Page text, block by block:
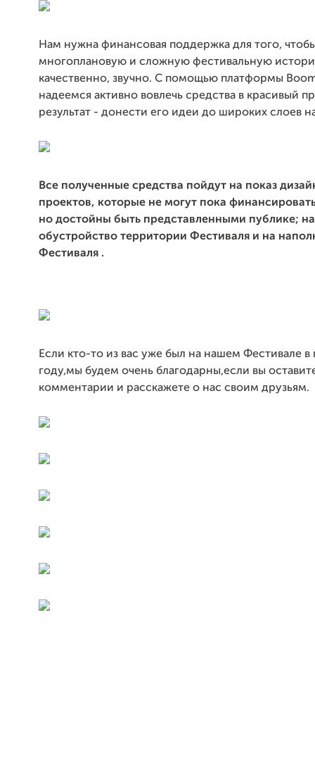
Нам нужна финансовая поддержка для того,
многоплановую и сложную фестивальную
качественно, звучно. С помощью платформы
надеемся активно вовлечь средства в красивый
результат - донести его идеи до широких слоев
Все полученные средства пойдут на показ
проектов, которые не могут пока
но достойны быть представленными публике; на
обустройство территории Фестиваля и на
Фестиваля .
Если кто-то из вас уже был на нашем Фестивале
году,мы будем очень благодарны,если вы
комментарии и расскажете о нас своим друзьям.